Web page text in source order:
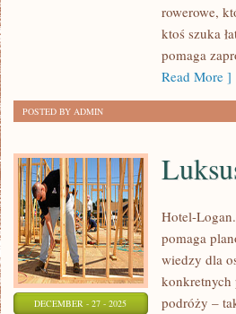
rowerowe,
ktoś szuka
pomaga
Read More ]
POSTED BY ADMIN
DECEMBER - 27 - 2025
Hotel-
pomaga
wiedzy dla
konkretnych
podróży –